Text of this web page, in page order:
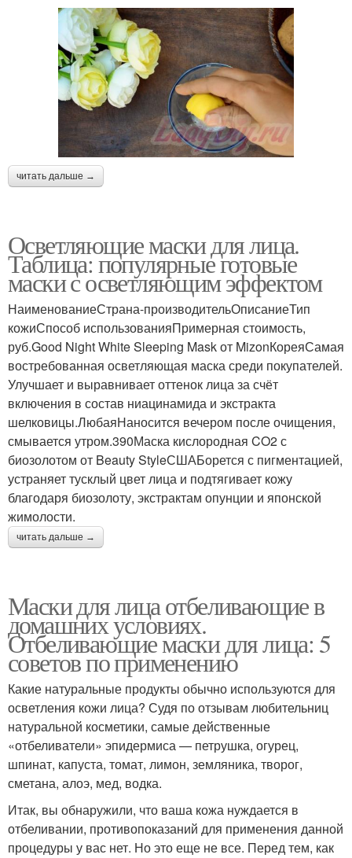
читать дальше →
Осветляющие маски для лица.
Таблица: популярные готовые
маски с осветляющим эффектом
НаименованиеСтрана-производительОписаниеТип
кожиСпособ использованияПримерная стоимость,
руб.Good Night White Sleeping Mask от MizonКореяСамая
востребованная осветляющая маска среди покупателей.
Улучшает и выравнивает оттенок лица за счёт
включения в состав ниацинамида и экстракта
шелковицы.ЛюбаяНаносится вечером после очищения,
смывается утром.390Маска кислородная CO2 с
биозолотом от Beauty StyleСШАБорется с пигментацией,
устраняет тусклый цвет лица и подтягивает кожу
благодаря биозолоту, экстрактам опунции и японской
жимолости.
читать дальше →
Маски для лица отбеливающие в
домашних условиях.
Отбеливающие маски для лица: 5
советов по применению
Какие натуральные продукты обычно используются для
осветления кожи лица? Судя по отзывам любительниц
натуральной косметики, самые действенные
«отбеливатели» эпидермиса — петрушка, огурец,
шпинат, капуста, томат, лимон, земляника, творог,
сметана, алоэ, мед, водка.
Итак, вы обнаружили, что ваша кожа нуждается в
отбеливании, противопоказаний для применения данной
процедуры у вас нет. Но это еще не все. Перед тем, как